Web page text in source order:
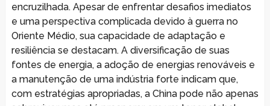
encruzilhada. Apesar de enfrentar desafios imediatos
e uma perspectiva complicada devido à guerra no
Oriente Médio, sua capacidade de adaptação e
resiliência se destacam. A diversificação de suas
fontes de energia, a adoção de energias renováveis e
a manutenção de uma indústria forte indicam que,
com estratégias apropriadas, a China pode não apenas